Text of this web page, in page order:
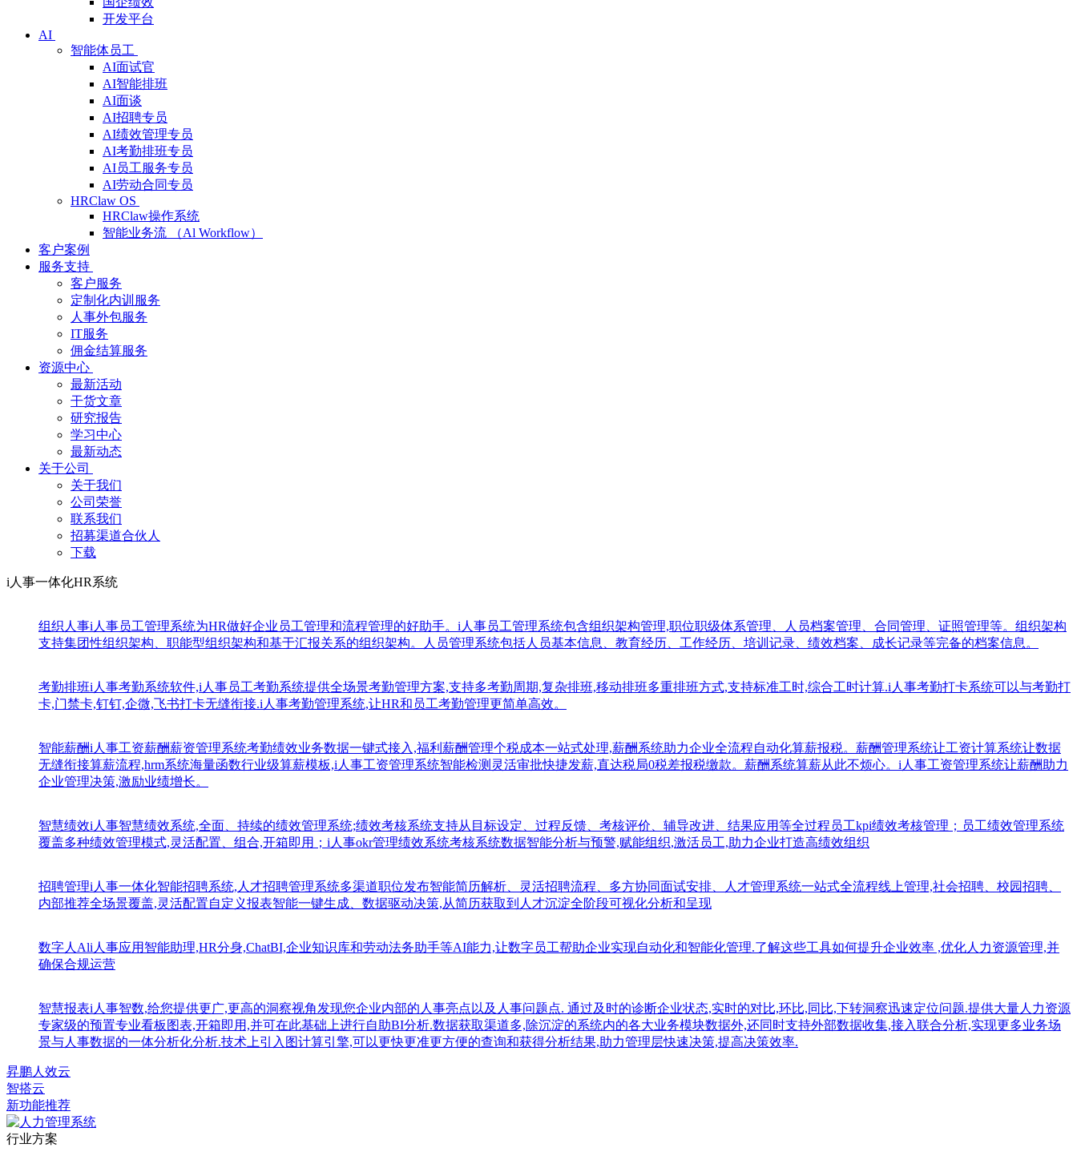
开发平台
AI
智能体员工
AI面试官
AI智能排班
AI面谈
AI招聘专员
AI绩效管理专员
AI考勤排班专员
AI员工服务专员
AI劳动合同专员
HRClaw OS
HRClaw操作系统
智能业务流 （Al Workflow）
客户案例
服务支持
客户服务
定制化内训服务
人事外包服务
IT服务
佣金结算服务
资源中心
最新活动
干货文章
研究报告
学习中心
最新动态
关于公司
关于我们
公司荣誉
联系我们
招募渠道合伙人
下载
i人事一体化HR系统
组织人事i人事员工管理系统为HR做好企业员工管理和流程管理的好助手。i人事员工管理系统包含组织架构管理,职位职级体系管理、人员档案管理、合同管理、证照管理等。组织架构
支持集团性组织架构、职能型组织架构和基于汇报关系的组织架构。人员管理系统包括人员基本信息、教育经历、工作经历、培训记录、绩效档案、成长记录等完备的档案信息。
考勤排班i人事考勤系统软件,i人事员工考勤系统提供全场景考勤管理方案,支持多考勤周期,复杂排班,移动排班多重排班方式,支持标准工时,综合工时计算.i人事考勤打卡系统可以与考勤打
卡,门禁卡,钉钉,企微,飞书打卡无缝衔接.i人事考勤管理系统,让HR和员工考勤管理更简单高效。
智能薪酬i人事工资薪酬薪资管理系统考勤绩效业务数据一键式接入,福利薪酬管理个税成本一站式处理,薪酬系统助力企业全流程自动化算薪报税。薪酬管理系统让工资计算系统让数据
无缝衔接算薪流程,hrm系统海量函数行业级算薪模板,i人事工资管理系统智能检测灵活审批快捷发薪,直达税局0税差报税缴款。薪酬系统算薪从此不烦心。i人事工资管理系统让薪酬助力
企业管理决策,激励业绩增长。
智慧绩效i人事智慧绩效系统,全面、持续的绩效管理系统;绩效考核系统支持从目标设定、过程反馈、考核评价、辅导改进、结果应用等全过程员工kpi绩效考核管理；员工绩效管理系统
覆盖多种绩效管理模式,灵活配置、组合,开箱即用；i人事okr管理绩效系统考核系统数据智能分析与预警,赋能组织,激活员工,助力企业打造高绩效组织
招聘管理i人事一体化智能招聘系统,人才招聘管理系统多渠道职位发布智能简历解析、灵活招聘流程、多方协同面试安排、人才管理系统一站式全流程线上管理,社会招聘、校园招聘、
内部推荐全场景覆盖,灵活配置自定义报表智能一键生成、数据驱动决策,从简历获取到人才沉淀全阶段可视化分析和呈现
数字人Ali人事应用智能助理,HR分身,ChatBI,企业知识库和劳动法务助手等AI能力,让数字员工帮助企业实现自动化和智能化管理.了解这些工具如何提升企业效率 ,优化人力资源管理,并
确保合规运营
智慧报表i人事智数,给您提供更广,更高的洞察视角发现您企业内部的人事亮点以及人事问题点. 通过及时的诊断企业状态,实时的对比,环比,同比,下转洞察迅速定位问题.提供大量人力资源
专家级的预置专业看板图表,开箱即用,并可在此基础上进行自助BI分析.数据获取渠道多,除沉淀的系统内的各大业务模块数据外,还同时支持外部数据收集,接入联合分析,实现更多业务场
景与人事数据的一体分析化分析.技术上引入图计算引擎,可以更快更准更方便的查询和获得分析结果,助力管理层快速决策,提高决策效率.
昇鹏人效云
智搭云
新功能推荐
行业方案